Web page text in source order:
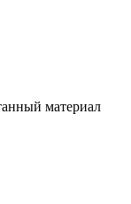
материал